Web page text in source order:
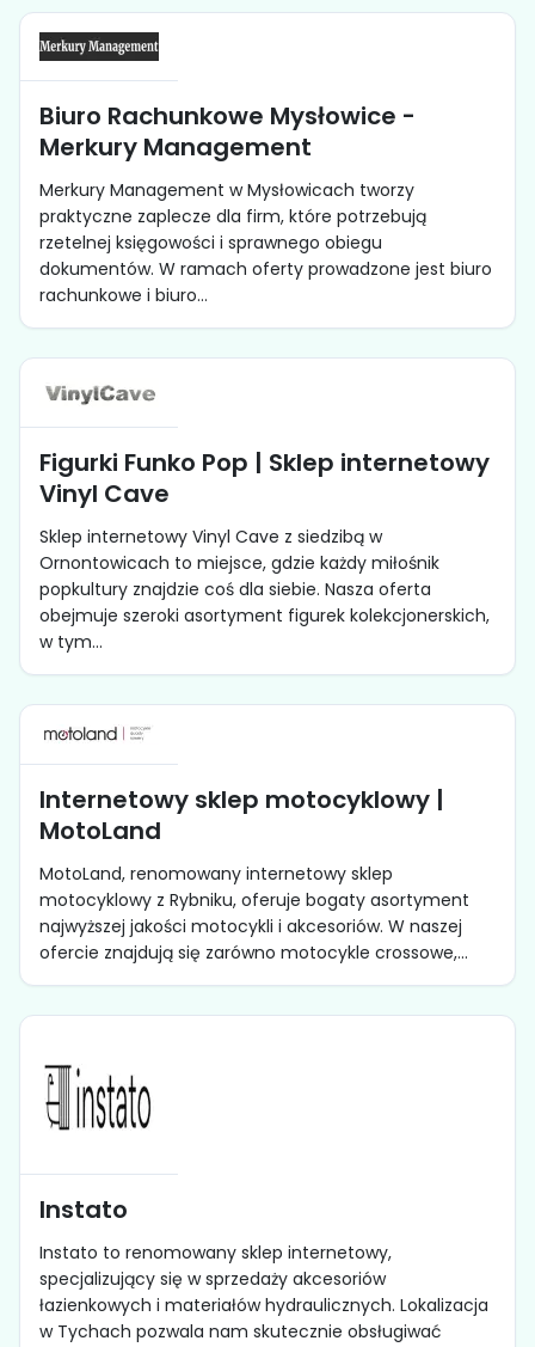
Biuro Rachunkowe Mysłowice -
Merkury Management
Merkury Management w Mysłowicach tworzy
praktyczne zaplecze dla firm, które potrzebują
rzetelnej księgowości i sprawnego obiegu
dokumentów. W ramach oferty prowadzone jest biuro
rachunkowe i biuro...
Figurki Funko Pop | Sklep internetowy
Vinyl Cave
Sklep internetowy Vinyl Cave z siedzibą w
Ornontowicach to miejsce, gdzie każdy miłośnik
popkultury znajdzie coś dla siebie. Nasza oferta
obejmuje szeroki asortyment figurek kolekcjonerskich,
w tym...
Internetowy sklep motocyklowy |
MotoLand
MotoLand, renomowany internetowy sklep
motocyklowy z Rybniku, oferuje bogaty asortyment
najwyższej jakości motocykli i akcesoriów. W naszej
ofercie znajdują się zarówno motocykle crossowe,...
Instato
Instato to renomowany sklep internetowy,
specjalizujący się w sprzedaży akcesoriów
łazienkowych i materiałów hydraulicznych. Lokalizacja
w Tychach pozwala nam skutecznie obsługiwać